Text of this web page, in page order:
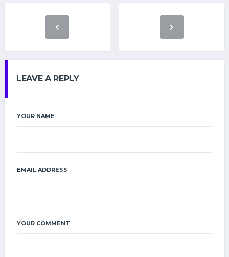
LEAVE A REPLY
YOUR NAME
EMAIL ADDRESS
YOUR COMMENT